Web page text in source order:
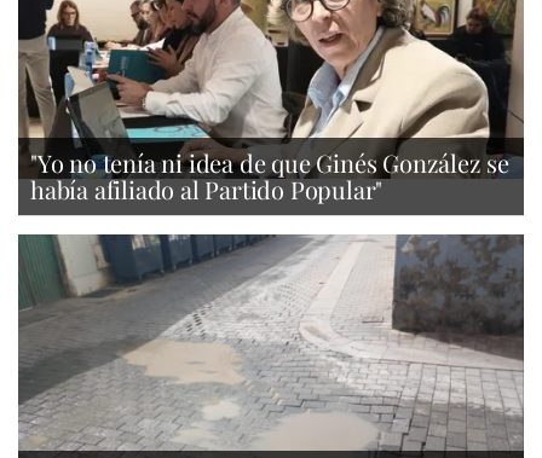
"Yo no tenía ni idea de que Ginés González se
había afiliado al Partido Popular"